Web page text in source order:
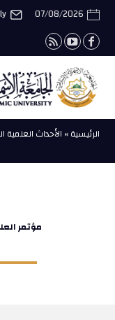
07/08/2026
الرئيسية » الأحداث العلمية
مؤتمر